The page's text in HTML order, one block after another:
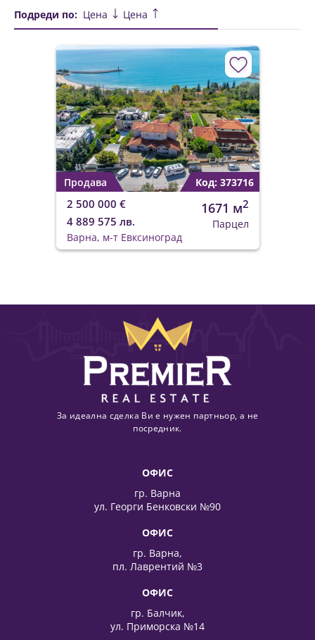
Подреди по: Цена Цена
Продава Код: 373716
2 500 000 €
4 889 575 лв.
1671 м2
Парцел
Варна, м-т Евксиноград
За идеална сделка Ви е нужен партньор, а не
посредник.
ОФИС
гр. Варна
ул. Георги Бенковски №90
ОФИС
гр. Варна,
пл. Лаврентий №3
ОФИС
гр. Балчик,
ул. Приморска №14